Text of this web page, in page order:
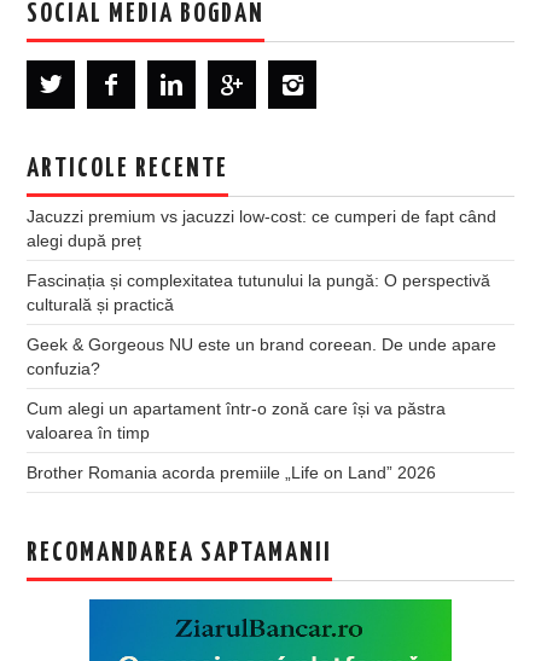
SOCIAL MEDIA BOGDAN
ARTICOLE RECENTE
Jacuzzi premium vs jacuzzi low-cost: ce cumperi de fapt când
alegi după preț
Fascinația și complexitatea tutunului la pungă: O perspectivă
culturală și practică
Geek & Gorgeous NU este un brand coreean. De unde apare
confuzia?
Cum alegi un apartament într-o zonă care își va păstra
valoarea în timp
Brother Romania acorda premiile „Life on Land” 2026
RECOMANDAREA SAPTAMANII